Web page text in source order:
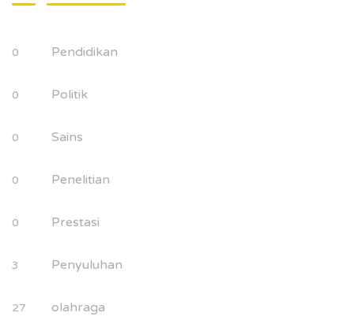
0 Pendidikan
0 Politik
0 Sains
0 Penelitian
0 Prestasi
3 Penyuluhan
27 olahraga